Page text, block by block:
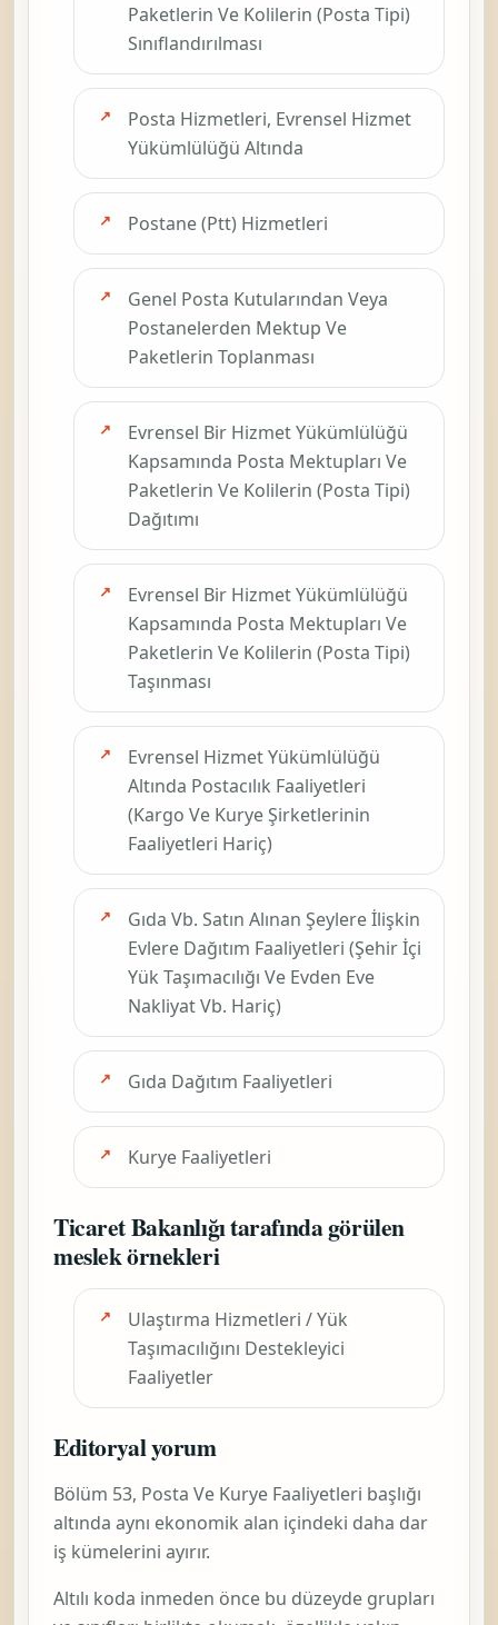
Paketlerin Ve Kolilerin (Posta Tipi)
Sınıflandırılması
Posta Hizmetleri, Evrensel Hizmet
Yükümlülüğü Altında
Postane (Ptt) Hizmetleri
Genel Posta Kutularından Veya
Postanelerden Mektup Ve
Paketlerin Toplanması
Evrensel Bir Hizmet Yükümlülüğü
Kapsamında Posta Mektupları Ve
Paketlerin Ve Kolilerin (Posta Tipi)
Dağıtımı
Evrensel Bir Hizmet Yükümlülüğü
Kapsamında Posta Mektupları Ve
Paketlerin Ve Kolilerin (Posta Tipi)
Taşınması
Evrensel Hizmet Yükümlülüğü
Altında Postacılık Faaliyetleri
(Kargo Ve Kurye Şirketlerinin
Faaliyetleri Hariç)
Gıda Vb. Satın Alınan Şeylere İlişkin
Evlere Dağıtım Faaliyetleri (Şehir İçi
Yük Taşımacılığı Ve Evden Eve
Nakliyat Vb. Hariç)
Gıda Dağıtım Faaliyetleri
Kurye Faaliyetleri
Ticaret Bakanlığı tarafında görülen
meslek örnekleri
Ulaştırma Hizmetleri / Yük
Taşımacılığını Destekleyici
Faaliyetler
Editoryal yorum
Bölüm 53, Posta Ve Kurye Faaliyetleri başlığı
altında aynı ekonomik alan içindeki daha dar
iş kümelerini ayırır.
Altılı koda inmeden önce bu düzeyde grupları